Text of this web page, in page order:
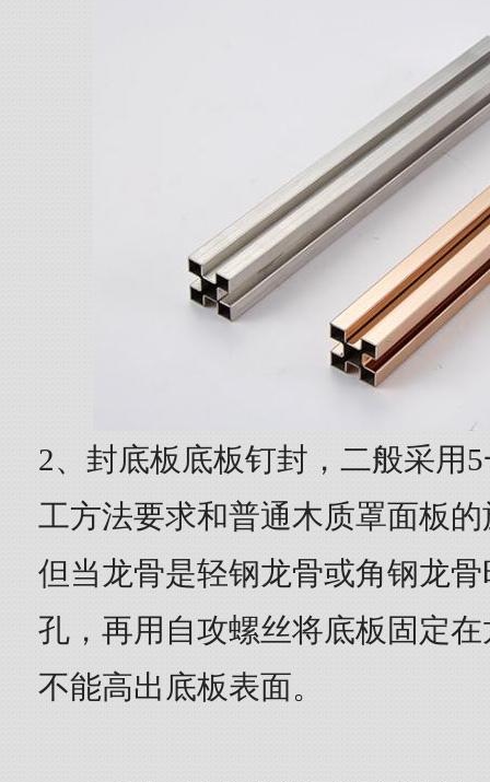
2、封底板底板钉封，二般采用
工方法要求和普通木质罩面板
但当龙骨是轻钢龙骨或角钢龙
孔，再用自攻螺丝将底板固定
不能高出底板表面。